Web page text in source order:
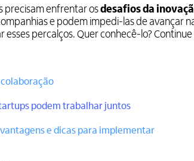
precisam enfrentar osdesafios da
e podem impedi-las de avançar
percalços. Quer conhecê-lo? Continue
colaboração
podem trabalhar juntos
e dicas para implementar